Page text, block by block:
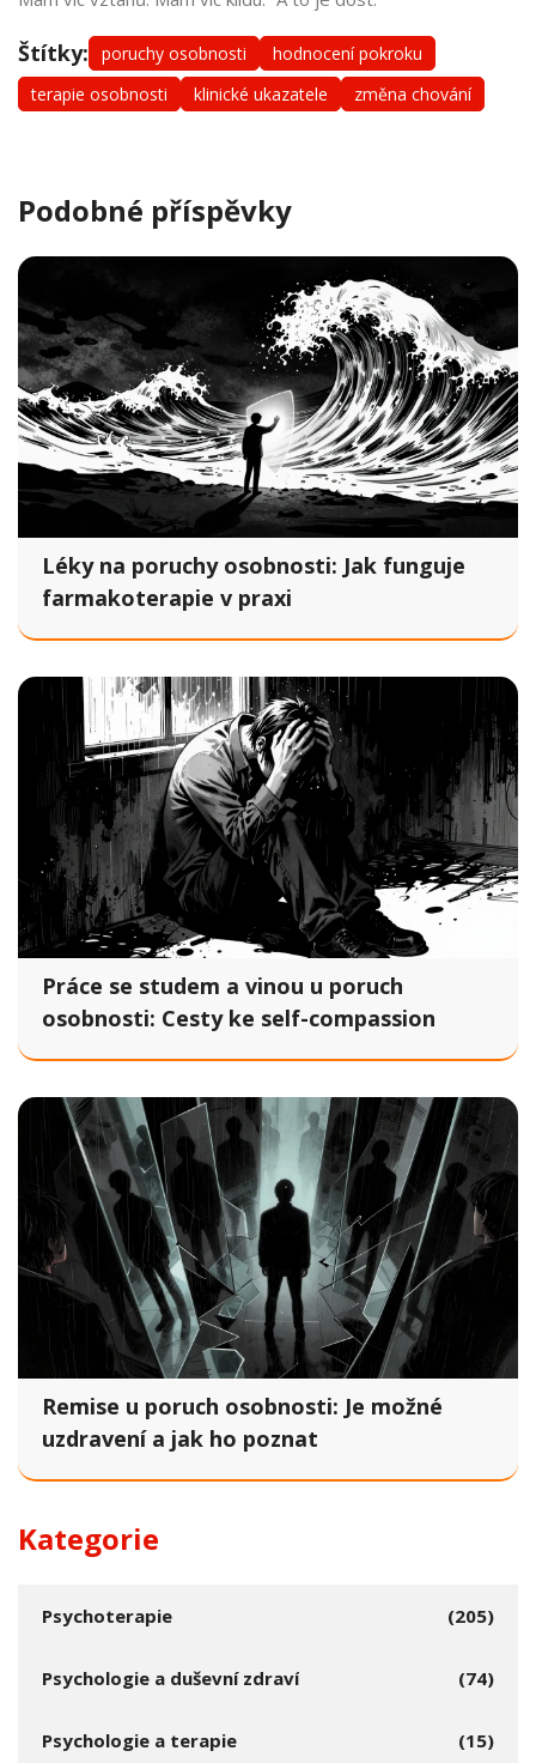
Štítky: poruchy osobnosti
hodnocení pokroku
terapie osobnosti
klinické ukazatele změna chování
Podobné příspěvky
Léky na poruchy osobnosti: Jak funguje
farmakoterapie v praxi
Práce se studem a vinou u poruch
osobnosti: Cesty ke self-compassion
Remise u poruch osobnosti: Je možné
uzdravení a jak ho poznat
Kategorie
Psychoterapie (205)
Psychologie a duševní zdraví (74)
Psychologie a terapie (15)